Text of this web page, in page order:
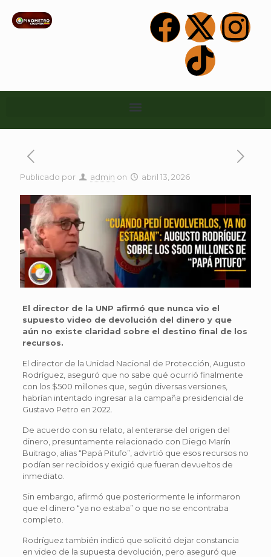
Publicado por admin on abril 13, 2026
El director de la UNP afirmó que nunca vio el
supuesto video de devolución del dinero y que
aún no existe claridad sobre el destino final de los
recursos.
El director de la Unidad Nacional de Protección, Augusto
Rodríguez, aseguró que no sabe qué ocurrió finalmente
con los $500 millones que, según diversas versiones,
habrían intentado ingresar a la campaña presidencial de
Gustavo Petro en 2022.
De acuerdo con su relato, al enterarse del origen del
dinero, presuntamente relacionado con Diego Marín
Buitrago, alias “Papá Pitufo”, advirtió que esos recursos no
podían ser recibidos y exigió que fueran devueltos de
inmediato.
Sin embargo, afirmó que posteriormente le informaron
que el dinero “ya no estaba” o que no se encontraba
completo.
Rodríguez también indicó que solicitó dejar constancia
en video de la supuesta devolución, pero aseguró que